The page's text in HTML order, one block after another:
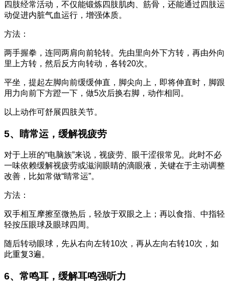
四肢经常活动，不仅能锻炼四肢肌肉、筋骨，还能通过四肢运
动促进内脏气血运行，增强体质。
方法：
两手握拳，连同两肩向前轮转。先由里向外下方转，再由外向
里上方转，然后反方向转动，各转20次。
平坐，提起左脚向前缓缓伸直，脚尖向上，即将伸直时，脚跟
用力向前下方蹬一下，做5次后换右脚，动作相同。
以上动作可舒展四肢关节。
5、睛常运，缓解视疲劳
对于上班的“电脑族”来说，视疲劳、眼干涩很常见。此时不必
一味依赖缓解视疲劳或滋润眼睛的滴眼液，关键在于主动调整
改善，比如常做“睛常运”。
方法：
双手相互摩擦至微热后，轻放于双眼之上；再以食指、中指轻
轻按压眼球及眼球四周。
随后转动眼球，先从右向左转10次，再从左向右转10次，如
此重复3遍。
6、常鸣耳，缓解耳鸣强听力